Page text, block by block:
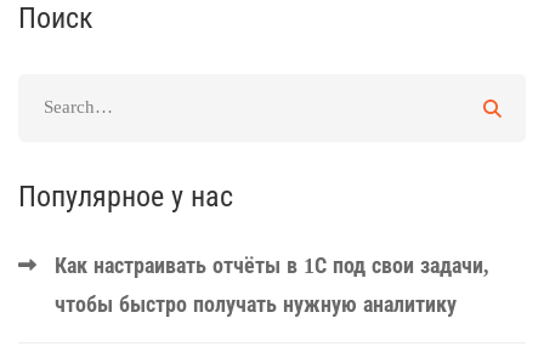
Поиск
Популярное у нас
Как настраивать отчёты в 1С под свои задачи,
чтобы быстро получать нужную аналитику